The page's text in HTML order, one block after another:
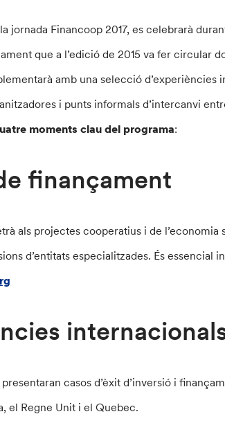
jornada Financoop 2017, es celebrarà
que a l’edició de 2015 va fer circular
amb una selecció
i punts informals d’intercanvi
moments clau del programa:
finançament
als projectes cooperatius i de
d’entitats especialitzades. És essencial
casos d’èxit d’inversió i
el Regne Unit i el Quebec.